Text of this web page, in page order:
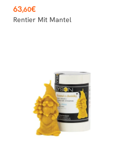
Preis
63,60€
Rentier Mit Mantel